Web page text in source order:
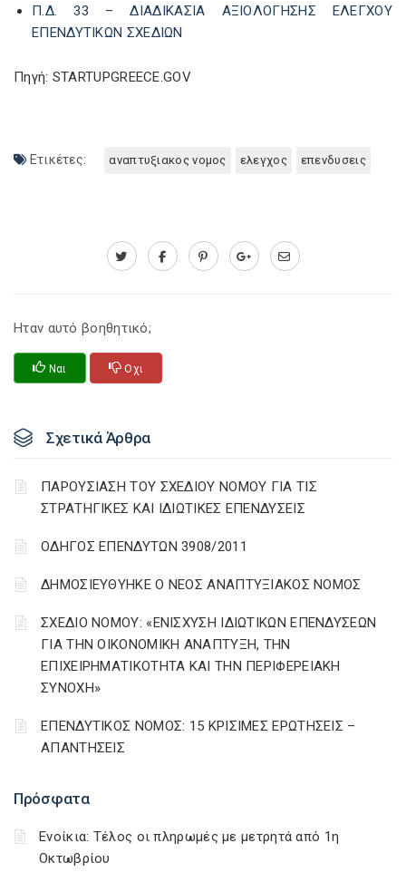
Πρόσφατα
Ενοίκια: Τέλος οι πληρωμές με μετρητά από 1η
Οκτωβρίου
Π.Δ. 33 – ΔΙΑΔΙΚΑΣΙΑ ΑΞΙΟΛΟΓΗΣΗΣ ΕΛΕΓΧΟΥ
ΕΠΕΝΔΥΤΙΚΩΝ ΣΧΕΔΙΩΝ
Πηγή: STARTUPGREECE.GOV
Ετικέτες: αναπτυξιακος νομος ελεγχος επενδυσεις
Ηταν αυτό βοηθητικό;
Ναι Οχι
Σχετικά Άρθρα
ΠΑΡΟΥΣΙΑΣΗ ΤΟΥ ΣΧΕΔΙΟΥ ΝΟΜΟΥ ΓΙΑ ΤΙΣ
ΣΤΡΑΤΗΓΙΚΕΣ ΚΑΙ ΙΔΙΩΤΙΚΕΣ ΕΠΕΝΔΥΣΕΙΣ
ΟΔΗΓΟΣ ΕΠΕΝΔΥΤΩΝ 3908/2011
ΔΗΜΟΣΙΕΥΘΥΗΚΕ Ο ΝΕΟΣ ΑΝΑΠΤΥΞΙΑΚΟΣ ΝΟΜΟΣ
ΣΧΕΔΙΟ ΝΟΜΟΥ: «ΕΝΙΣΧΥΣΗ ΙΔΙΩΤΙΚΩΝ ΕΠΕΝΔΥΣΕΩΝ
ΓΙΑ ΤΗΝ ΟΙΚΟΝΟΜΙΚΗ ΑΝΑΠΤΥΞΗ, ΤΗΝ
ΕΠΙΧΕΙΡΗΜΑΤΙΚΟΤΗΤΑ ΚΑΙ ΤΗΝ ΠΕΡΙΦΕΡΕΙΑΚΗ
ΣΥΝΟΧΗ»
ΕΠΕΝΔΥΤΙΚΟΣ ΝΟΜΟΣ: 15 ΚΡΙΣΙΜΕΣ ΕΡΩΤΗΣΕΙΣ –
ΑΠΑΝΤΗΣΕΙΣ